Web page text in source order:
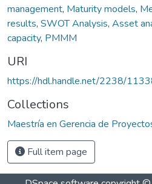
management, Maturity models,
results, SWOT Analysis, Asset
capacity, PMMM
URI
https://hdl.handle.net/2238/
Collections
Maestría en Gerencia de
Full item page